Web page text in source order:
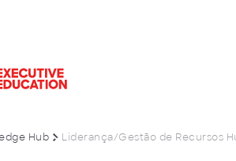
Hub Liderança/Gestão de Recursos